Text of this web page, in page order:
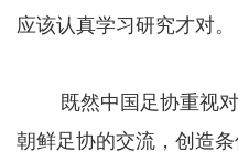
应该认真学习研究才对。
既然中国足协重视对
朝鲜足协的交流，创造